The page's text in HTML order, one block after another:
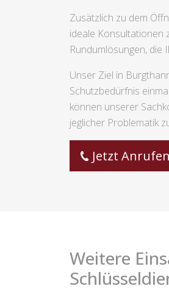
Zusätzlich zu dem
ideale Konsultationen
Rundumlösungen,
Unser Ziel in
Schutzbedürfnis
können unserer
jeglicher Problematik
Jetzt Anrufen
Weitere